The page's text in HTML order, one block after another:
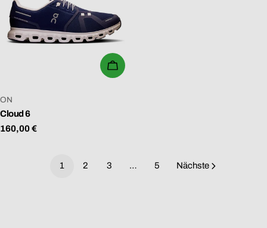
WÄHLEN SIE OPTIONEN
VERKÄUFER:
ON
Cloud 6
Regulärer
160,00 €
1 2 3 … 5 Nächste